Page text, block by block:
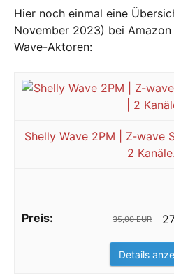
Hier noch einmal eine
November 2023) bei
Wave-Aktoren:
Shelly Wave 2PM | Z-wave
2
35,00 EUR
Details